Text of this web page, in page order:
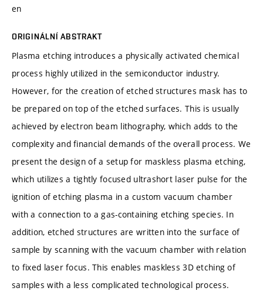
en
ORIGINÁLNÍ ABSTRAKT
Plasma etching introduces a physically activated chemical
process highly utilized in the semiconductor industry.
However, for the creation of etched structures mask has to
be prepared on top of the etched surfaces. This is usually
achieved by electron beam lithography, which adds to the
complexity and financial demands of the overall process. We
present the design of a setup for maskless plasma etching,
which utilizes a tightly focused ultrashort laser pulse for the
ignition of etching plasma in a custom vacuum chamber
with a connection to a gas-containing etching species. In
addition, etched structures are written into the surface of
sample by scanning with the vacuum chamber with relation
to fixed laser focus. This enables maskless 3D etching of
samples with a less complicated technological process.